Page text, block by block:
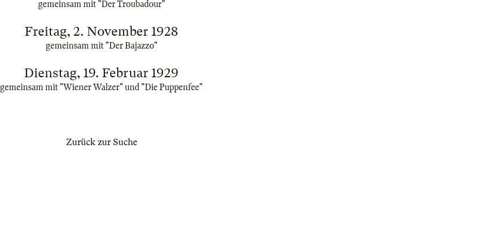
gemeinsam mit "Der Troubadour"
Freitag, 2. November 1928
gemeinsam mit "Der Bajazzo"
Dienstag, 19. Februar 1929
gemeinsam mit "Wiener Walzer" und "Die Puppenfee"
Zurück zur Suche